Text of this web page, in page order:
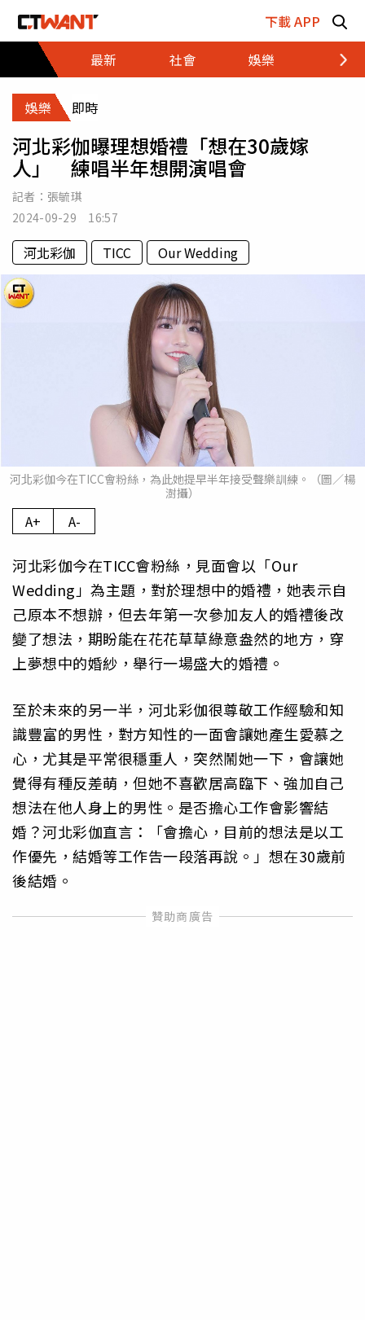
下載 APP
最新
社會 娛樂 財經
娛樂 即時
河北彩伽曝理想婚禮「想在30歲嫁
人」 練唱半年想開演唱會
記者： 張毓琪
2024-09-29 16:57
河北彩伽 TICC Our Wedding
河北彩伽今在TICC會粉絲，為此她提早半年接受聲樂訓練。（圖／楊
澍攝）
A+ A-
河北彩伽今在TICC會粉絲，見面會以「Our
Wedding」為主題，對於理想中的婚禮，她表示自
己原本不想辦，但去年第一次參加友人的婚禮後改
變了想法，期盼能在花花草草綠意盎然的地方，穿
上夢想中的婚紗，舉行一場盛大的婚禮。
至於未來的另一半，河北彩伽很尊敬工作經驗和知
識豐富的男性，對方知性的一面會讓她產生愛慕之
心，尤其是平常很穩重人，突然鬧她一下，會讓她
覺得有種反差萌，但她不喜歡居高臨下、強加自己
想法在他人身上的男性。是否擔心工作會影響結
婚？河北彩伽直言：「會擔心，目前的想法是以工
作優先，結婚等工作告一段落再說。」想在30歲前
後結婚。